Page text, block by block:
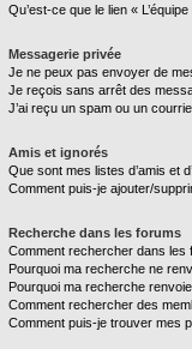
Qu’est-ce que le lien «
Messagerie privée
Je ne peux pas envoyer de
Je reçois sans arrêt des
J’ai reçu un spam ou un
Amis et ignorés
Que sont mes listes d’amis et
Comment puis-je ajouter/
Recherche dans les forums
Comment rechercher dans les
Pourquoi ma recherche ne
Pourquoi ma recherche
Comment rechercher des
Comment puis-je trouver mes